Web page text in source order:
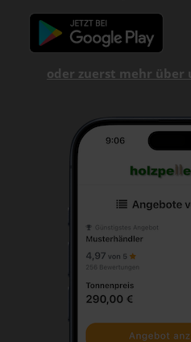
oder zuerst mehr über